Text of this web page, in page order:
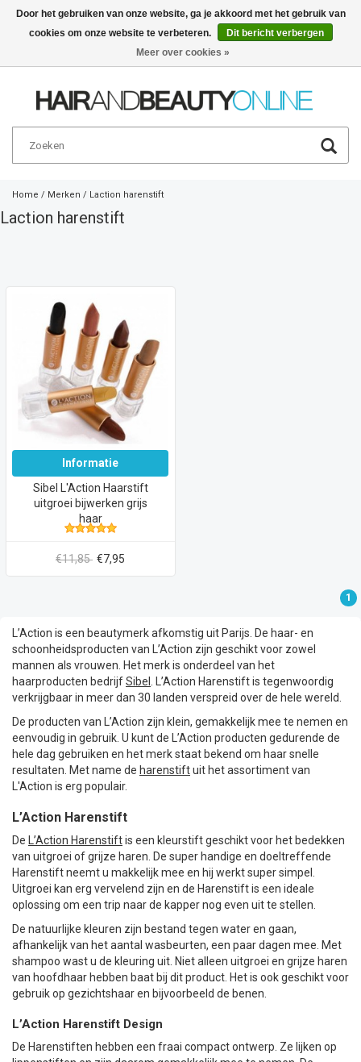
Nederlands €
Home / Merken / Laction harenstift
Laction harenstift
Informatie
Sibel L'Action Haarstift
uitgroei bijwerken grijs
haar
€11,85 €7,95
1
L’Action is een beautymerk afkomstig uit Parijs. De haar- en
schoonheidsproducten van L’Action zijn geschikt voor zowel
mannen als vrouwen. Het merk is onderdeel van het
haarproducten bedrijfSibel
. L’Action Harenstift is tegenwoordig
verkrijgbaar in meer dan 30 landen verspreid over de hele wereld.
De producten van L’Action zijn klein, gemakkelijk mee te nemen en
eenvoudig in gebruik. U kunt de L’Action producten gedurende de
hele dag gebruiken en het merk staat bekend om haar snelle
resultaten. Met name de harenstiftuit het assortiment van
L'Action is erg populair.
L’Action Harenstift
De L’Action Harenstiftis een kleurstift geschikt voor het bedekken
van uitgroei of grijze haren. De super handige en doeltreffende
Harenstift neemt u makkelijk mee en hij werkt super simpel.
Uitgroei kan erg vervelend zijn en de Harenstift is een ideale
oplossing om een trip naar de kapper nog even uit te stellen.
De natuurlijke kleuren zijn bestand tegen water en gaan,
afhankelijk van het aantal wasbeurten, een paar dagen mee. Met
shampoo wast u de kleuring uit. Niet alleen uitgroei en grijze haren
van hoofdhaar hebben baat bij dit product. Het is ook geschikt voor
gebruik op gezichtshaar en bijvoorbeeld de benen.
L’Action Harenstift Design
De Harenstiften hebben een fraai compact ontwerp. Ze lijken op
Door het gebruiken van onze website, ga je akkoord met het gebruik van
cookies om onze website te verbeteren.
Dit bericht verbergen
Meer over cookies »